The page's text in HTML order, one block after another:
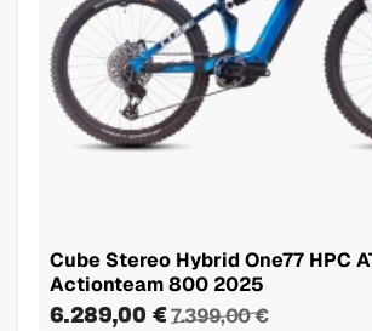
Cube Stereo Hybrid One77 HPC
Actionteam 800 2025
6.289,00 € 7.399,00 €